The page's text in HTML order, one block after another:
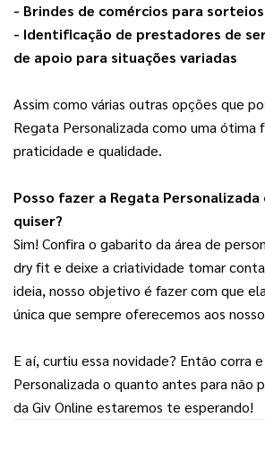
- Brindes de comércios para
- Identificação de prestadores de
de apoio para situações variadas
Assim como várias outras opções que
Regata Personalizada como uma ótima
praticidade e qualidade.
Posso fazer a Regata
quiser?
Sim! Confira o gabarito da área de
dry fit e deixe a criatividade tomar
ideia, nosso objetivo é fazer com que
única que sempre oferecemos aos
E aí, curtiu essa novidade? Então corra
Personalizada o quanto antes para não
da Giv Online estaremos te esperando!